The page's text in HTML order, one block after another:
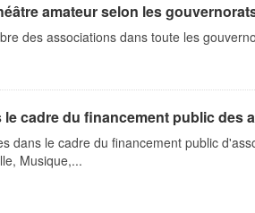
amateur selon les
des associations dans toute les
cadre du financement public des
dans le cadre du financement public
Musique,...